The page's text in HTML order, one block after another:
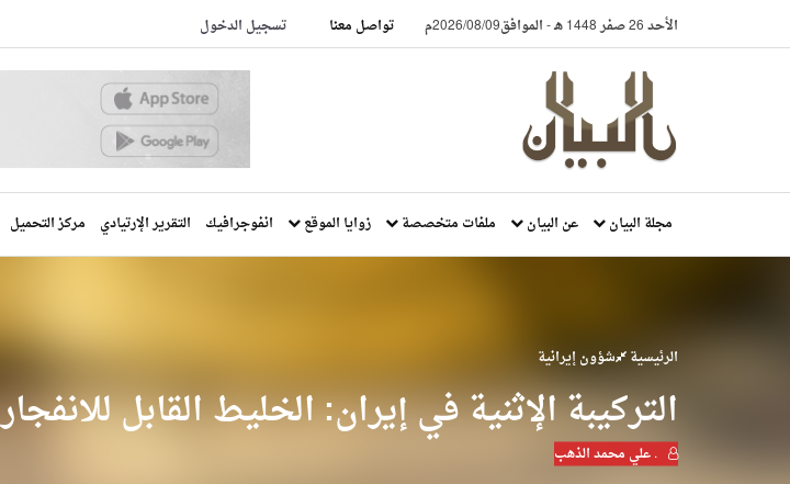
الأحد 26 صفر 1448 هـ -الموافق2026/08/09م تواصل معنا تسجيل الدخول
مجلة البيان عن البيان ملفات متخصصة زوايا الموقع انفوجرافيك التقرير الإرتيادي مركز التحميل
الرئيسية شؤون إيرانية
التركيبة الإثنية في إيران: الخليط القابل للانفجار
. علي محمد الذهب